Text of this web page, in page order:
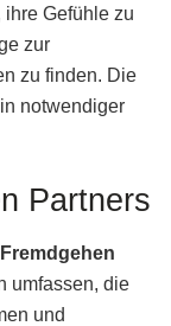
Gefühle zu
zur
zu finden. Die
notwendiger
Partners
umfassen, die
und